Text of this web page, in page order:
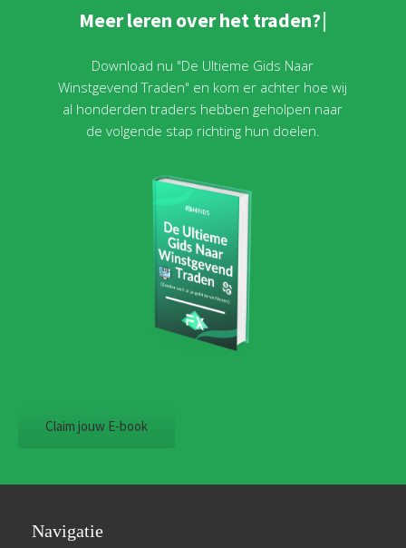
Meerleren overhettraden?
Download nu "De Ultieme Gids Naar
Winstgevend Traden" en kom er achter hoe wij
al honderden traders hebben geholpen naar
de volgende stap richting hun doelen.
Claim jouw E-book
Navigatie